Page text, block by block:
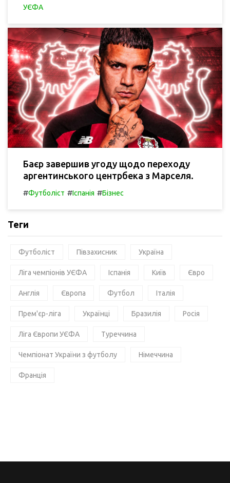
УЄФА
Баєр завершив угоду щодо переходу
аргентинського центрбека з Марселя.
#Футболіст #Іспанія #Бізнес
Теги
Футболіст Півзахисник Україна
Ліга чемпіонів УЄФА Іспанія Київ Євро
Англія Європа Футбол Італія
Прем'єр-ліга Українці Бразилія Росія
Ліга Європи УЄФА Туреччина
Чемпіонат України з футболу Німеччина
Франція